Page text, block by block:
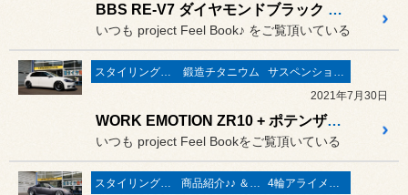
BBS RE-V7 ダイヤモンドブラック & クスコ ストリート ゼロ A & サンダーボルト ジャパン 鍛造チタニウム 装着作業 ／ スバル レヴォーグ VMG
いつも project Feel Book♪ をご覧頂いている
スタイリング系 ホイール＆タイヤ＆エアロパーツ 鍛造チタニウム
サスペンション交換
2021年7月30日
WORK EMOTION ZR10 + ポテンザ アドレナリン RE004 & サンダーボルト 鍛造チタニウムホイールボルト取付など 足回り“一括お造り”作業 ／ フォルクスワーゲン GOLF7 TSI
いつも project Feel Bookをご覧頂いている
スタイリング系 ホイール＆タイヤ＆エアロパーツ 商品紹介♪♪ ＆ ”フィール”からのお知らせ。
4輪アライメント測定＆調整